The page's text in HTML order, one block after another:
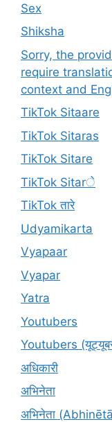
Sex
Shiksha
Sorry, the
require
context and
TikTok Sitaare
TikTok Sitaras
TikTok Sitare
TikTok Sitarे
TikTok तारे
Udyamikarta
Vyapaar
Vyapar
Yatra
Youtubers
Youtubers
अधिकारी
अभिनेता
अभिनेता